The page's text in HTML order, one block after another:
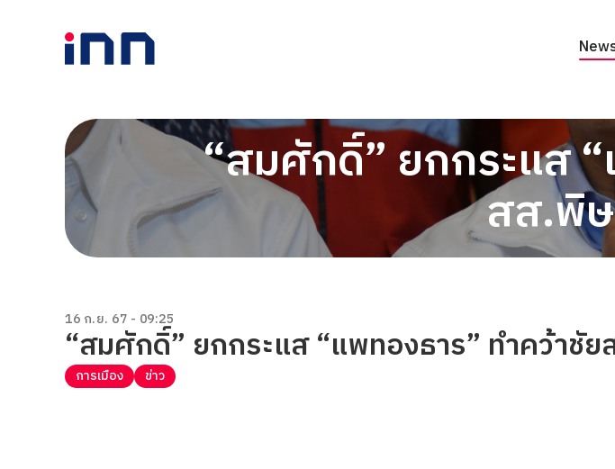
“สมศักดิ์” ยกกระแส
สส.พิ
16 ก.ย. 67 - 09:25
“สมศักดิ์” ยกกระแส “แพทองธาร” ทำคว้าชั
การเมือง ข่าว